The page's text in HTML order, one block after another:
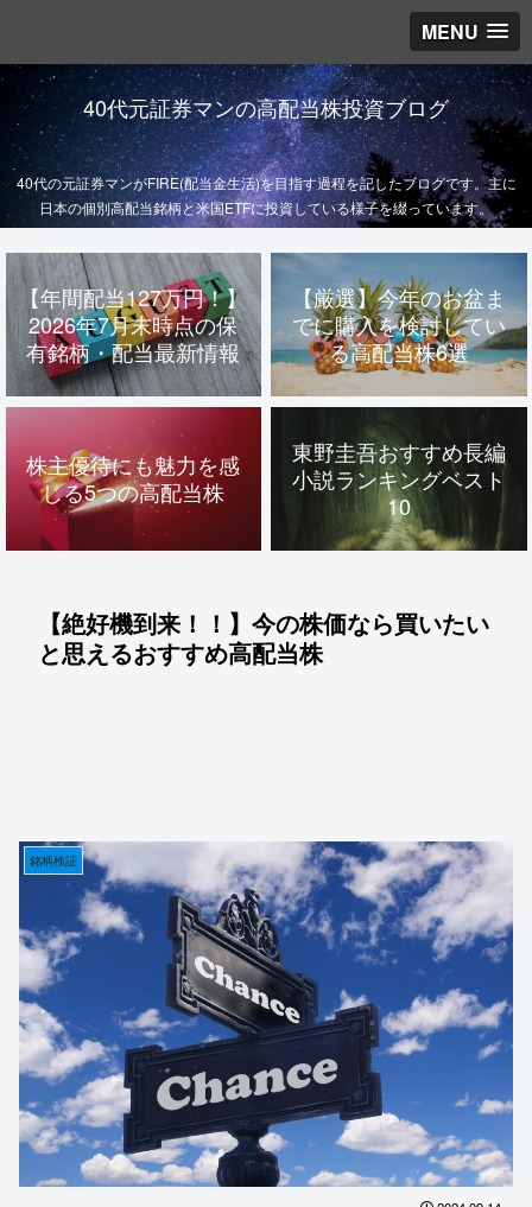
MENU
40代元証券マンの高配当株投資ブログ
40代の元証券マンがFIRE(配当金生活)を目指す過程を記したブログです。主に
日本の個別高配当銘柄と米国ETFに投資している様子を綴っています。
【年間配当127万円！】
2026年7月末時点の保
有銘柄・配当最新情報
【厳選】今年のお盆ま
でに購入を検討してい
る高配当株6選
株主優待にも魅力を感
じる5つの高配当株
東野圭吾おすすめ長編
小説ランキングベスト
10
【絶好機到来！！】今の株価なら買いたい
と思えるおすすめ高配当株
銘柄検証